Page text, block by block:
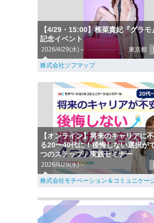
【4/29・15:00】椎菜貴妃『グラモ
記念イベント
2026/4/29(水)～ 東京都
株式会社ソフマップ
【オンライン】将来のキャリアに
る20〜40代に！後悔しない選択が
つのステップ」実践セミナー
2026/4/29(水)～
株式会社モチベーション＆コミュニケー